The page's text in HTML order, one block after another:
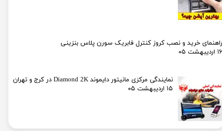
راهنمای خرید و نصب کروز کنترل فابریک سورن پلاس بنزینی
۱۶ اردیبهشت ۰۵
نمایندگی مرکزی مانیتور دایموند Diamond 2K در کرج و تهران
۱۵ اردیبهشت ۰۵